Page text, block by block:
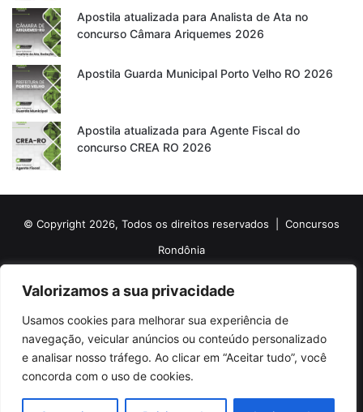
Valorizamos a sua privacidade
Usamos cookies para melhorar sua experiência de
navegação, veicular anúncios ou conteúdo personalizado
e analisar nosso tráfego. Ao clicar em “Aceitar tudo”, você
concorda com o uso de cookies.
Apostila atualizada para Analista de Ata no
concurso Câmara Ariquemes 2026
Apostila Guarda Municipal Porto Velho RO 2026
Apostila atualizada para Agente Fiscal do
concurso CREA RO 2026
© Copyright 2026, Todos os direitos reservados | Concursos
Rondônia
Sobre o Concursos Rondônia
Siga nossas redes sociais
Web Stories Anuncie
Facebook
X PinterestLinkedinYouTubeInstagramTelegramTikTok